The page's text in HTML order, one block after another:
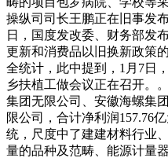
操纵司司长王鹏正在旧事发
日，国度发改委、财务部发
更新和消费品以旧换新政策
全统计，此中提到，1月7日
乡扶植工做会议正在召开。
集团无限公司、安徽海螺集
限公司，合计净利润157.76
统，尺度中了建建材料行业
量的品种及范畴、能源计量